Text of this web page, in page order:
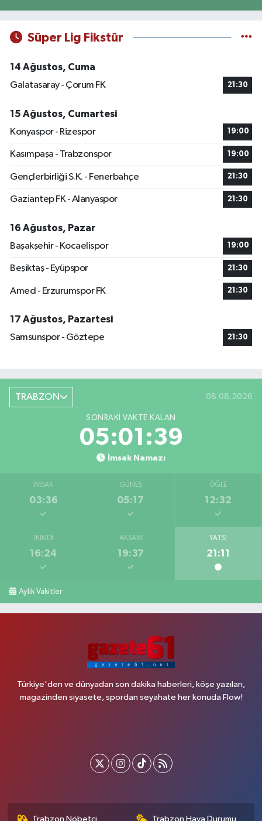
Süper Lig Fikstür
14 Ağustos, Cuma
Galatasaray - Çorum FK
21:30
15 Ağustos, Cumartesi
Konyaspor - Rizespor
19:00
Kasımpaşa - Trabzonspor 19:00
Gençlerbirliği S.K. - Fenerbahçe 21:30
Gaziantep FK - Alanyaspor 21:30
16 Ağustos, Pazar
Başakşehir - Kocaelispor
19:00
Beşiktaş - Eyüpspor 21:30
Amed - Erzurumspor FK 21:30
17 Ağustos, Pazartesi
Samsunspor - Göztepe
21:30
TRABZON 08.08.2026
SONRAKI VAKTE KALAN
05:01:38
İmsak Namazı
İMSAK
03:36
GÜNEŞ
05:17
ÖĞLE
12:32
İKINDI
16:24
AKŞAM
19:37
YATSI
21:11
Aylık Vakitler
Türkiye'den ve dünyadan son dakika haberleri, köşe yazıları,
magazinden siyasete, spordan seyahate her konuda Flow!
Trabzon Nöbetçi Trabzon Hava Durumu